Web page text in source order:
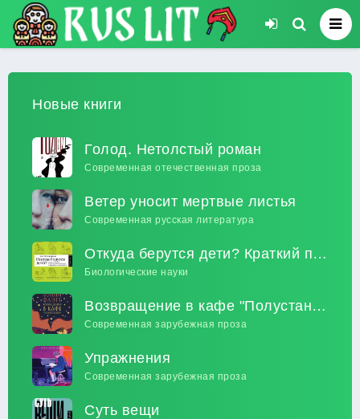
Новые книги
Голод. Нетолстый роман
Современная отечественная проза
Ветер уносит мертвые листья
Современная русская литература
Откуда берутся дети? Краткий путеводитель по переходу из лагеря чайлдфри
Биологические науки
Возвращение в кафе "Полустанок"
Современная зарубежная проза
Упражнения
Современная зарубежная проза
Суть вещи